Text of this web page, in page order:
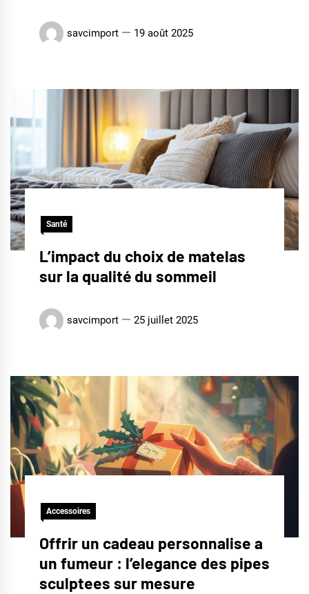
savcimport 19 août 2025
Santé
L’impact du choix de matelas
sur la qualité du sommeil
savcimport 25 juillet 2025
Accessoires
Offrir un cadeau personnalise a
un fumeur : l’elegance des pipes
sculptees sur mesure